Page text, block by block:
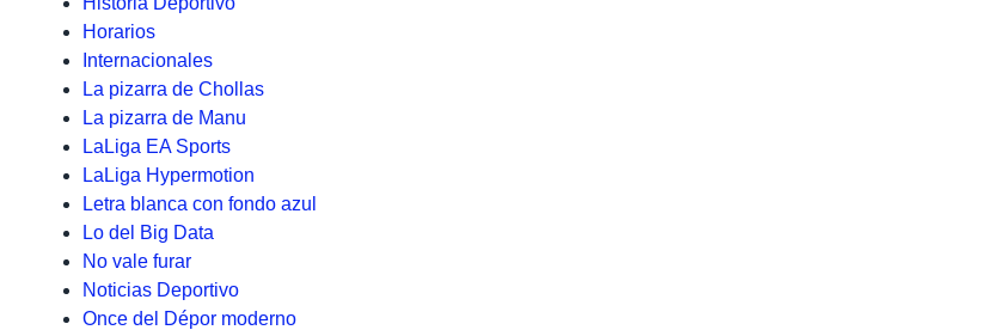
Horarios
Internacionales
La pizarra de Chollas
La pizarra de Manu
LaLiga EA Sports
LaLiga Hypermotion
Letra blanca con fondo azul
Lo del Big Data
No vale furar
Noticias Deportivo
Once del Dépor moderno